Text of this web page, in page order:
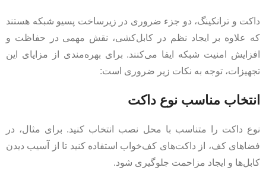
داکت و ترانکینگ، دو جزء ضروری در زیرساخت پسیو شبکه هستند
که علاوه بر ایجاد نظم در کابل‌کشی، نقش مهمی در حفاظت و
افزایش امنیت شبکه ایفا می‌کنند. برای بهره‌مندی از مزایای این
تجهیزات، توجه به نکات زیر ضروری است:
انتخاب مناسب نوع داکت
نوع داکت را متناسب با محل نصب انتخاب کنید. برای مثال، در
فضاهای کف، از داکت‌های کف‌خواب استفاده کنید تا از آسیب دیدن
کابل‌ها و ایجاد مزاحمت جلوگیری شود.